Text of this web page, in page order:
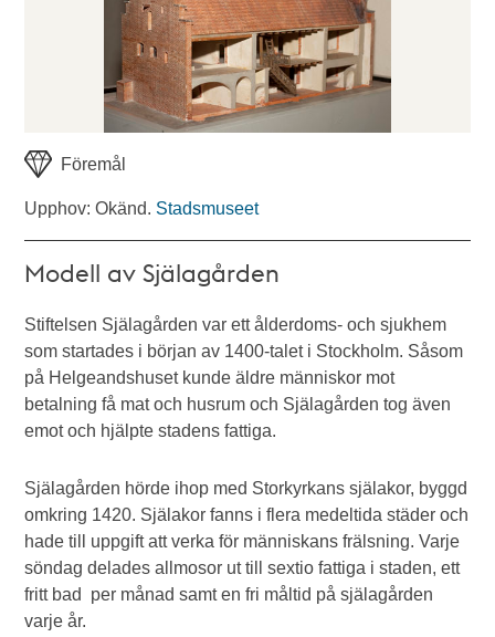
Föremål
Upphov: Okänd. Stadsmuseet
Modell av Själagården
Stiftelsen Själagården var ett ålderdoms- och sjukhem
som startades i början av 1400-talet i Stockholm. Såsom
på Helgeandshuset kunde äldre människor mot
betalning få mat och husrum och Själagården tog även
emot och hjälpte stadens fattiga.
Själagården hörde ihop med Storkyrkans själakor, byggd
omkring 1420. Själakor fanns i flera medeltida städer och
hade till uppgift att verka för människans frälsning. Varje
söndag delades allmosor ut till sextio fattiga i staden, ett
fritt bad per månad samt en fri måltid på själagården
varje år.